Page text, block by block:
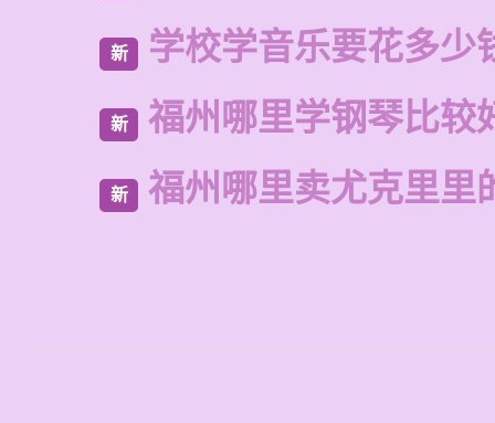
新 学校学音乐要花多少
新 福州哪里学钢琴比较
新 福州哪里卖尤克里里